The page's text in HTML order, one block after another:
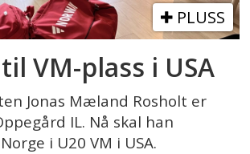
PLUSS
VM-plass i USA
Jonas Mæland Rosholt er
IL. Nå skal han
i U20 VM i USA.